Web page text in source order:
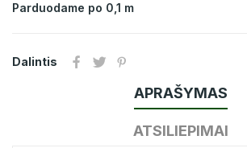
Parduodame po 0,1 m
Dalintis
APRAŠYMAS
ATSILIEPIMAI